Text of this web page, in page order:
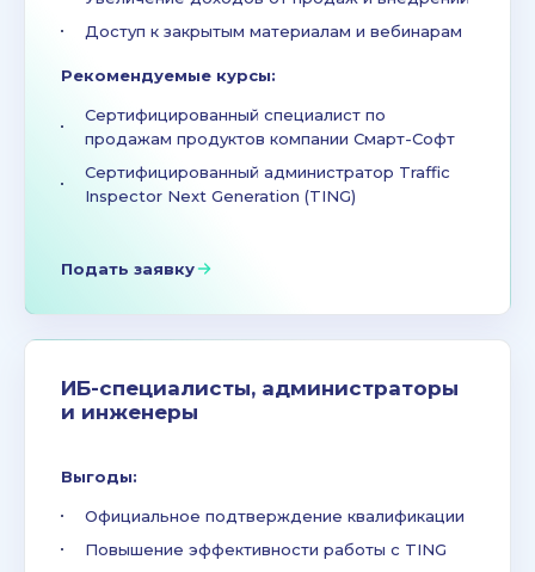
Доступ к закрытым материалам и вебинарам
Рекомендуемые курсы:
Сертифицированный специалист по
продажам продуктов компании Смарт-Софт
Сертифицированный администратор Traffic
Inspector Next Generation (TING)
Подать заявку
ИБ-специалисты, администраторы
и инженеры
Выгоды:
Официальное подтверждение квалификации
Повышение эффективности работы с TING